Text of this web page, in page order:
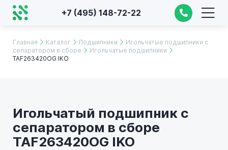
+7 (495) 148-72-22
Главная Каталог Подшипники
Игольчатые подшипники с
сепаратором в сборе
Игольчатые подшипники
TAF263420OG IKO
Игольчатый подшипник с
сепаратором в сборе
TAF263420OG IKO